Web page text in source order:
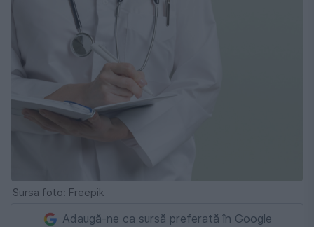
Sursa foto: Freepik
Adaugă-ne ca sursă preferată în Google